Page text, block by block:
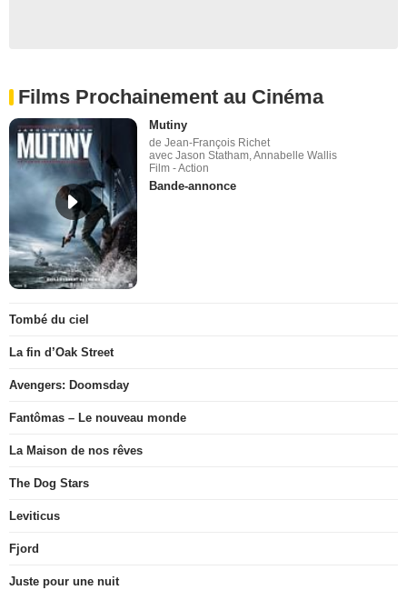
Films Prochainement au Cinéma
Mutiny
de Jean-François Richet
avec Jason Statham, Annabelle Wallis
Film - Action
Bande-annonce
Tombé du ciel
La fin d’Oak Street
Avengers: Doomsday
Fantômas – Le nouveau monde
La Maison de nos rêves
The Dog Stars
Leviticus
Fjord
Juste pour une nuit